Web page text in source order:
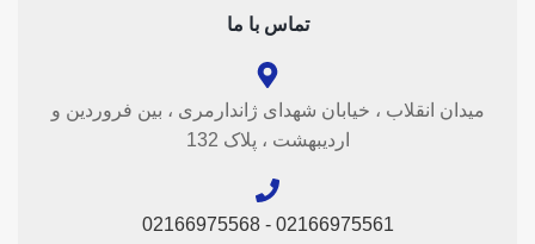
تماس با ما
میدان انقلاب ، خیابان شهدای ژاندارمری ، بین فروردین و
اردیبهشت ، پلاک 132
02166975561 - 02166975568